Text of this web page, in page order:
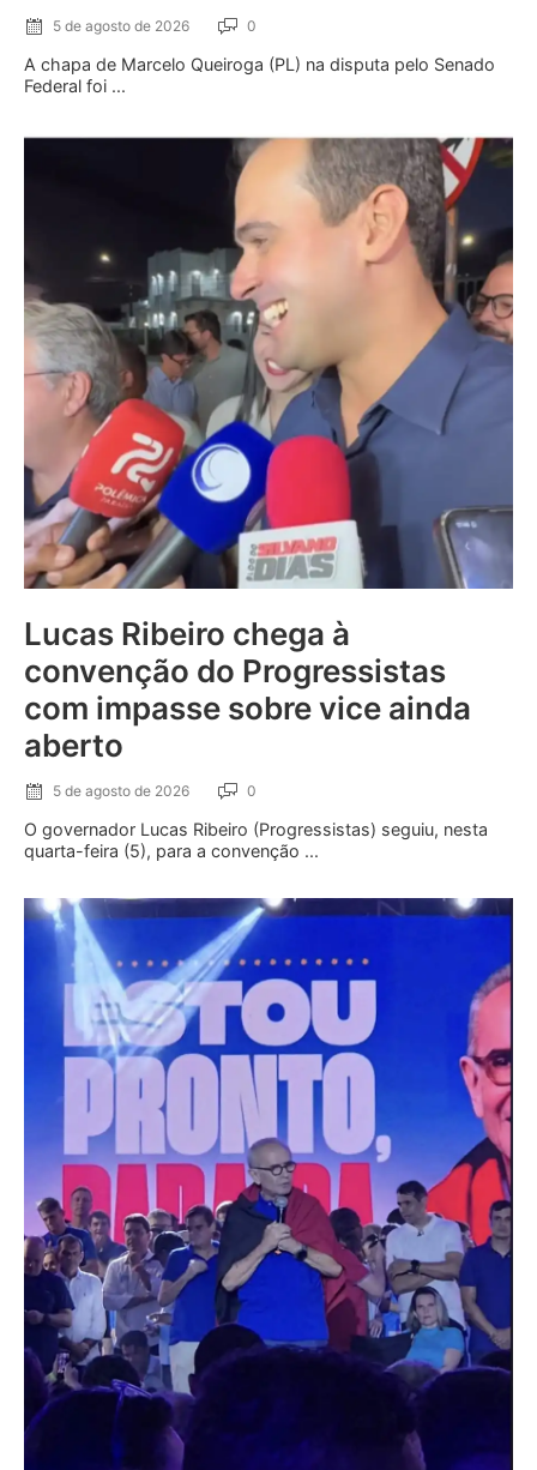
5 de agosto de 2026 0
A chapa de Marcelo Queiroga (PL) na disputa pelo Senado
Federal foi ...
Lucas Ribeiro chega à
convenção do Progressistas
com impasse sobre vice ainda
aberto
5 de agosto de 2026 0
O governador Lucas Ribeiro (Progressistas) seguiu, nesta
quarta-feira (5), para a convenção ...